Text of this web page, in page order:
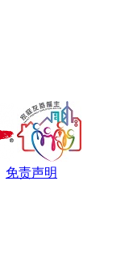
免责声明